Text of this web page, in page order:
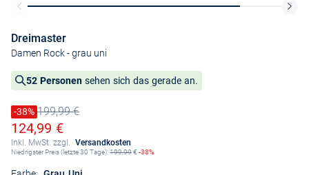
Dreimaster
Damen Rock- grau uni
52 Personen sehen sich das gerade an.
Preis reduziert um
-38%
Alter Preis199,99 €
Ermäßigter Preis
124,99 €
Inkl. MwSt. zzgl. Versandkosten
Niedrigster Preis (letzte 30 Tage):199,99€ -38%